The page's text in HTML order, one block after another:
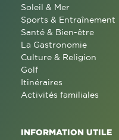
Soleil & Mer
Sports & Entraînement
Santé & Bien-être
La Gastronomie
Culture & Religion
Golf
Itinéraires
Activités familiales
INFORMATION UTILE